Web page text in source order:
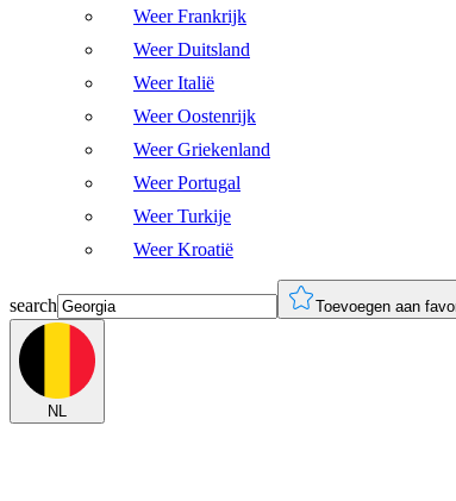
Weer Frankrijk
Weer Duitsland
Weer Italië
Weer Oostenrijk
Weer Griekenland
Weer Portugal
Weer Turkije
Weer Kroatië
search Toevoegen aan
NL